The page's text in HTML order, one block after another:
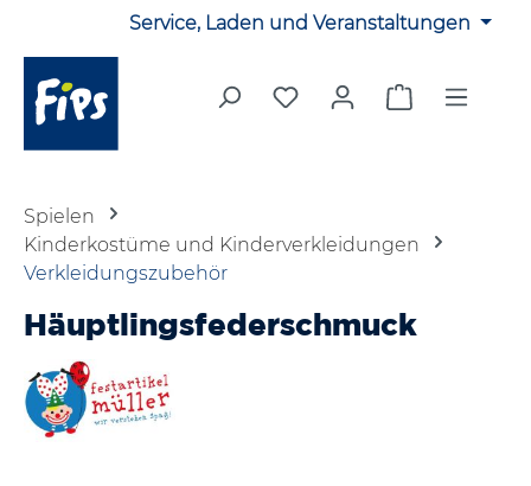
Zum Hauptinhalt springenService, Laden und Veranstaltungen
Du hast 0 Produkte auf
Warenkorb
Spielen
Kinderkostüme und Kinderverkleidungen
Verkleidungszubehör
Häuptlingsfederschmuck